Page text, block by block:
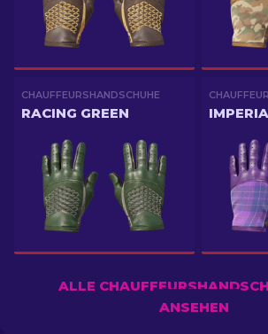
CHAUFFEURSHANDSCHUHE
RACING GREEN
ALLE
ANSEHEN